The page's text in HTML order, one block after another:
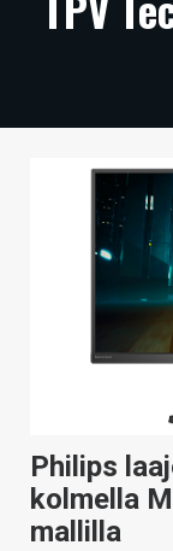
ARTIKKELIT
TECHBBS
HAKU
Philips
kolmella
mallilla